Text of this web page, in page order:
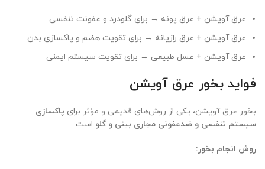
عرق آویشن + عرق پونه → برای گلودرد و عفونت تنفسی
عرق آویشن + عرق رازیانه → برای تقویت هضم و پاکسازی بدن
عرق آویشن + عسل طبیعی → برای تقویت سیستم ایمنی
فواید بخور عرق آویشن
بخور عرق آویشن، یکی از روش‌های قدیمی و مؤثر برای پاکسازی
سیستم تنفسی و ضدعفونی مجاری بینی و گلو است.
روش انجام بخور: